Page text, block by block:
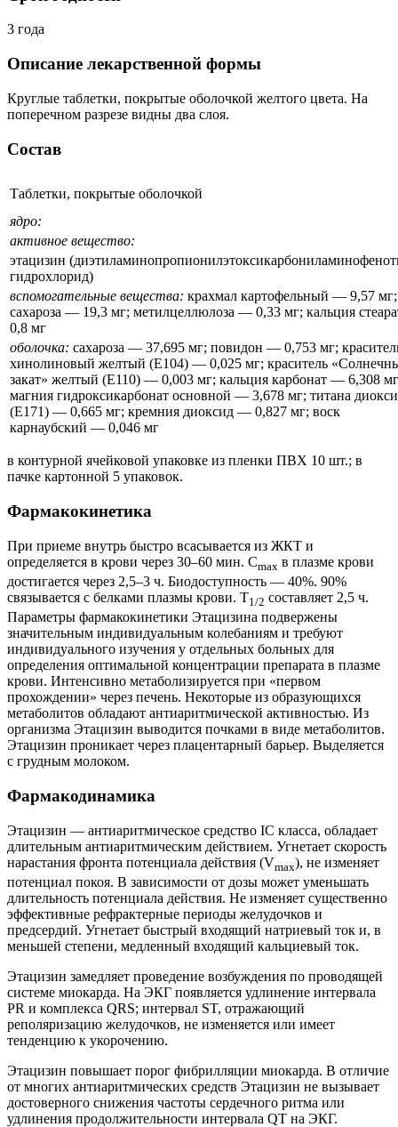
3 года
Описание лекарственной формы
Круглые таблетки, покрытые оболочкой желтого цвета. На
поперечном разрезе видны два слоя.
Состав
Таблетки, покрытые оболочкой
ядро:
активное вещество:
этацизин
гидрохлорид)
вспомогательные вещества: крахмал картофельный — 9,57 мг;
сахароза — 19,3 мг; метилцеллюлоза — 0,33 мг; кальция
0,8 мг
оболочка: сахароза — 37,695 мг; повидон — 0,753 мг;
хинолиновый желтый (Е104) — 0,025 мг; краситель
закат» желтый (Е110) — 0,003 мг; кальция карбонат — 6,308
магния гидроксикарбонат основной — 3,678 мг; титана
(Е171) — 0,665 мг; кремния диоксид — 0,827 мг; воск
карнаубский — 0,046 мг
в контурной ячейковой упаковке из пленки ПВХ 10 шт.; в
пачке картонной 5 упаковок.
Фармакокинетика
При приеме внутрь быстро всасывается из ЖКТ и
определяется в крови через 30–60 мин. Cmax в плазме крови
достигается через 2,5–3 ч. Биодоступность — 40%. 90%
связывается с белками плазмы крови. T1/2 составляет 2,5 ч.
Параметры фармакокинетики Этацизина подвержены
значительным индивидуальным колебаниям и требуют
индивидуального изучения у отдельных больных для
определения оптимальной концентрации препарата в плазме
крови. Интенсивно метаболизируется при «первом
прохождении» через печень. Некоторые из образующихся
метаболитов обладают антиаритмической активностью. Из
организма Этацизин выводится почками в виде метаболитов.
Этацизин проникает через плацентарный барьер. Выделяется
с грудным молоком.
Фармакодинамика
Этацизин — антиаритмическое средство IС класса, обладает
длительным антиаритмическим действием. Угнетает скорость
нарастания фронта потенциала действия (Vmax), не изменяет
потенциал покоя. В зависимости от дозы может уменьшать
длительность потенциала действия. Не изменяет существенно
эффективные рефрактерные периоды желудочков и
предсердий. Угнетает быстрый входящий натриевый ток и, в
меньшей степени, медленный входящий кальциевый ток.
Этацизин замедляет проведение возбуждения по проводящей
системе миокарда. На ЭКГ появляется удлинение интервала
PR и комплекса QRS; интервал ST, отражающий
реполяризацию желудочков, не изменяется или имеет
тенденцию к укорочению.
Этацизин повышает порог фибрилляции миокарда. В отличие
от многих антиаритмических средств Этацизин не вызывает
достоверного снижения частоты сердечного ритма или
удлинения продолжительности интервала QT на ЭКГ.